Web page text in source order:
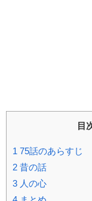
目
1 75話のあらすじ
2 昔の話
3 人の心